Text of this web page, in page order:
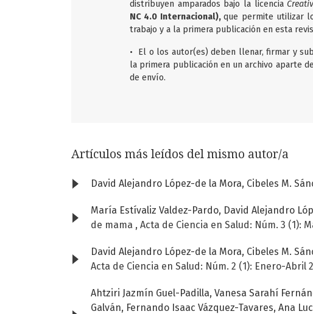
distribuyen amparados bajo la licencia
NC 4.0 Internacional),que permite utilizar
trabajo y a la primera publicación en esta
• El o los autor(es) deben llenar, firmar y
la primera publicación en un archivo aparte
de envío.
Artículos más leídos del mismo autor/a
David Alejandro López-de la Mora, Cibeles M.
María Estívaliz Valdez-Pardo, David Alejandro
de mama , Acta de Ciencia en Salud: Núm. 3 (1):
David Alejandro López-de la Mora, Cibeles M.
Acta de Ciencia en Salud: Núm. 2 (1): Enero-Abril
Ahtziri Jazmín Guel-Padilla, Vanesa Sarahí
Galván, Fernando Isaac Vázquez-Tavares, Ana